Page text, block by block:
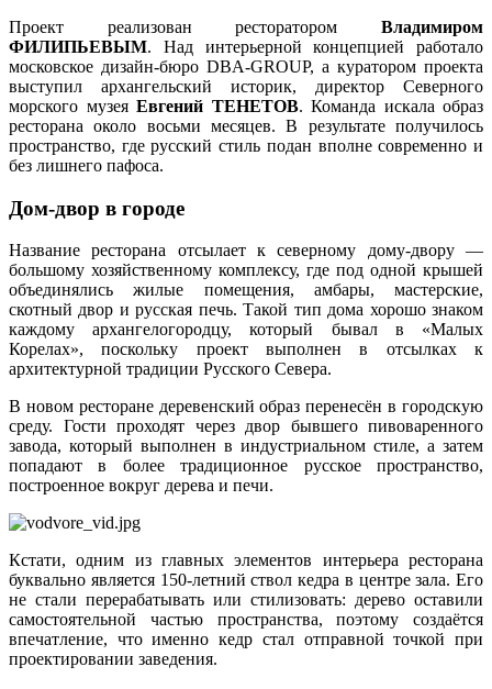
Проект реализован ресторатором Владимиром
ФИЛИПЬЕВЫМ. Над интерьерной концепцией работало
московское дизайн-бюро DBA-GROUP, а куратором проекта
выступил архангельский историк, директор Северного
морского музея Евгений ТЕНЕТОВ. Команда искала образ
ресторана около восьми месяцев. В результате получилось
пространство, где русский стиль подан вполне современно и
без лишнего пафоса.
Дом-двор в городе
Название ресторана отсылает к северному дому-двору —
большому хозяйственному комплексу, где под одной крышей
объединялись жилые помещения, амбары, мастерские,
скотный двор и русская печь. Такой тип дома хорошо знаком
каждому архангелогородцу, который бывал в «Малых
Корелах», поскольку проект выполнен в отсылках к
архитектурной традиции Русского Севера.
В новом ресторане деревенский образ перенесён в городскую
среду. Гости проходят через двор бывшего пивоваренного
завода, который выполнен в индустриальном стиле, а затем
попадают в более традиционное русское пространство,
построенное вокруг дерева и печи.
Кстати, одним из главных элементов интерьера ресторана
буквально является 150-летний ствол кедра в центре зала. Его
не стали перерабатывать или стилизовать: дерево оставили
самостоятельной частью пространства, поэтому создаётся
впечатление, что именно кедр стал отправной точкой при
проектировании заведения.